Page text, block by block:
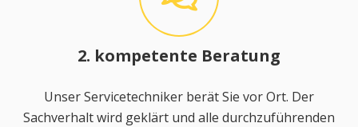
2. kompetente Beratung
Unser Servicetechniker berät Sie vor Ort. Der
Sachverhalt wird geklärt und alle durchzuführenden